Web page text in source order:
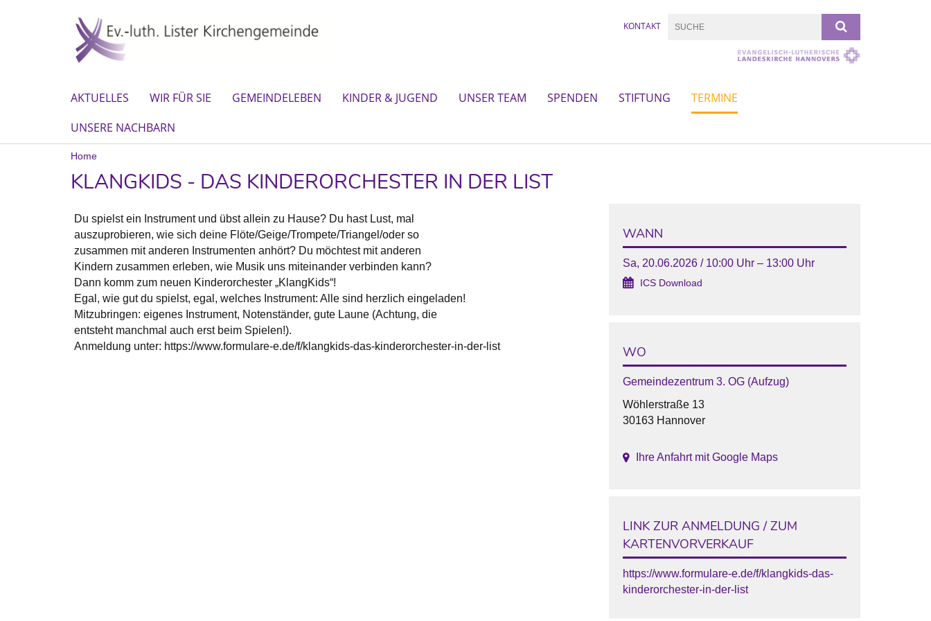
KONTAKT
AKTUELLES WIR FÜR SIE GEMEINDELEBEN KINDER & JUGEND UNSER TEAM SPENDEN STIFTUNG
TERMINE
UNSERE NACHBARN
Home
KLANGKIDS - DAS KINDERORCHESTER IN DER LIST
Du spielst ein Instrument und übst allein zu Hause? Du hast Lust, mal
auszuprobieren, wie sich deine Flöte/Geige/Trompete/Triangel/oder so
zusammen mit anderen Instrumenten anhört? Du möchtest mit anderen
Kindern zusammen erleben, wie Musik uns miteinander verbinden kann?
Dann komm zum neuen Kinderorchester „KlangKids“!
Egal, wie gut du spielst, egal, welches Instrument: Alle sind herzlich eingeladen!
Mitzubringen: eigenes Instrument, Notenständer, gute Laune (Achtung, die
entsteht manchmal auch erst beim Spielen!).
Anmeldung unter: https://www.formulare-e.de/f/klangkids-das-kinderorchester-in-der-list
WANN
Sa, 20.06.2026 / 10:00 Uhr – 13:00 Uhr
ICS Download
WO
Gemeindezentrum 3. OG (Aufzug)
Wöhlerstraße 13
30163 Hannover
Ihre Anfahrt mit Google Maps
LINK ZUR ANMELDUNG / ZUM
KARTENVORVERKAUF
https://www.formulare-e.de/f/klangkids-das-
kinderorchester-in-der-list